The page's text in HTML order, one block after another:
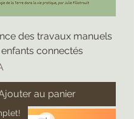
des travaux manuels
connectés
au panier